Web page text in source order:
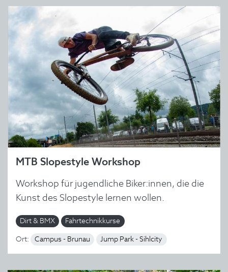
MTB Slopestyle Workshop
Workshop für jugendliche Biker:innen, die die
Kunst des Slopestyle lernen wollen.
Dirt & BMX Fahrtechnikkurse
Ort: Campus - Brunau Jump Park - Sihlcity